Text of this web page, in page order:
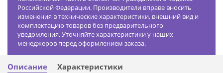
Российской Федерации. Производители вправе вносить
изменения в технические характеристики, внешний вид и
комплектацию товаров без предварительного
уведомления. Уточняйте характеристики у наших
менеджеров перед оформлением заказа.
Описание Характеристики